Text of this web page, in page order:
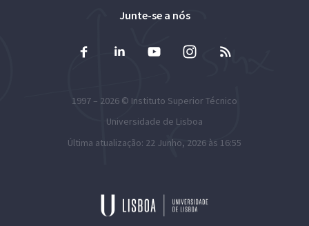
Junte-se a nós
1997 – 2026 © Instituto Superior Técnico
Universidade de Lisboa
Última atualização: 22 Junho, 2026 às 16:55